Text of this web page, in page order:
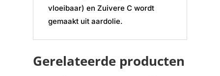
vloeibaar) en Zuivere C wordt
gemaakt uit aardolie.
Gerelateerde producten